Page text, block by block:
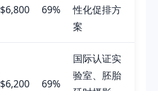
$6,800
69%
性化促排方
案
$6,200 69%
国际认证实
验室、胚胎